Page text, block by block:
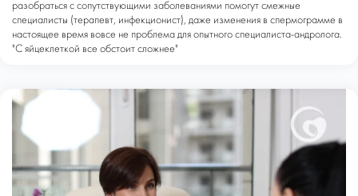
разобраться с сопутствующими заболеваниями помогут смежные
специалисты (терапевт, инфекционист), даже изменения в спермограмме в
настоящее время вовсе не проблема для опытного специалиста-андролога.
"С яйцеклеткой все обстоит сложнее"